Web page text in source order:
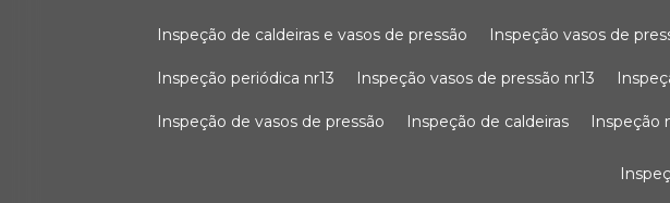
inspeção de caldeiras e vasos de pressão inspeção vasos de
inspeção periódica nr13 inspeção vasos de pressão nr13
inspeção de vasos de pressão inspeção de caldeiras inspeção